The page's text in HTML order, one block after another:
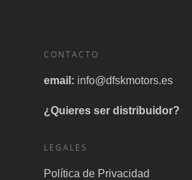
CONTACTO
email: info@dfskmotors.es
¿Quieres ser distribuidor?
LEGALES
Política de Privacidad